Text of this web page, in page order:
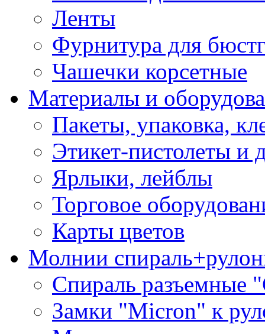
Ленты
Фурнитура для
Чашечки корсетные
Материалы и
Пакеты, упаковка,
Этикет-пистолеты и
Ярлыки, лейблы
Торговое
Карты цветов
Молнии
Спираль разъемные
Замки "Micron" к